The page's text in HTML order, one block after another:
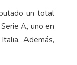
un total
A, uno en
Además,